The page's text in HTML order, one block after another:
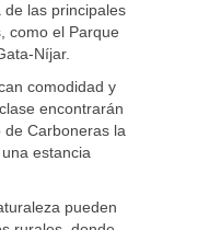
las principales
como el Parque
Níjar.
comodidad y
encontrarán
Carboneras la
estancia
pueden